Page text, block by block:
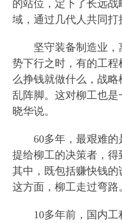
的站位，定下了长远
域，通过几代人共同打
坚守装备制造业，
势下行之时，有的工
么挣钱就做什么，战
乱阵脚。这对柳工也
晓华说。
60多年，最艰难的
提给柳工的决策者，得
其中，既包括赚快钱的
这方面，柳工走过弯路
10多年前，国内工